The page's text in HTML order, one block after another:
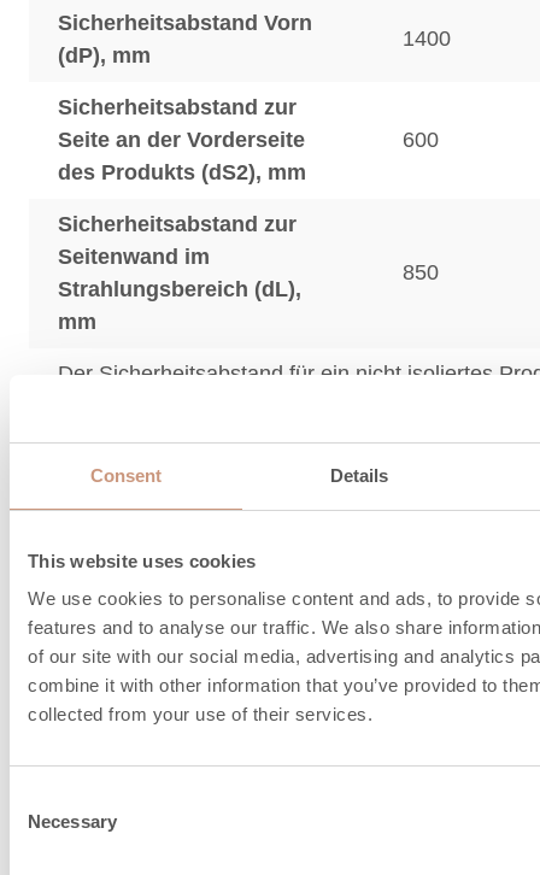
Consent Details
This website uses cookies
We use cookies to personalise content and ads, to provide
features and to analyse our traffic. We also share
of our site with our social media, advertising and analytics
combine it with other information that you’ve provided to
collected from your use of their services.
Selection
Necessary
Sicherheitsabstand Vorn
(dP), mm
1400
Sicherheitsabstand zur
Seite an der Vorderseite
des Produkts (dS2), mm
600
Sicherheitsabstand zur
Seitenwand im
Strahlungsbereich (dL),
mm
850
Der Sicherheitsabstand für ein nicht isoliertes
und
Informationen